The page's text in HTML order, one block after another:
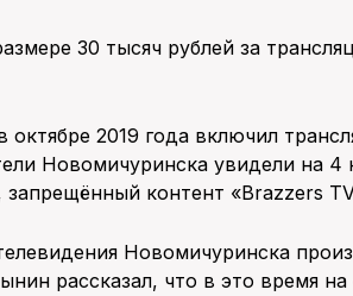
30 тысяч рублей за
октябре 2019 года включил
Новомичуринска увидели на 4
контент «Brazzers
Новомичуринска
рассказал, что в это время на